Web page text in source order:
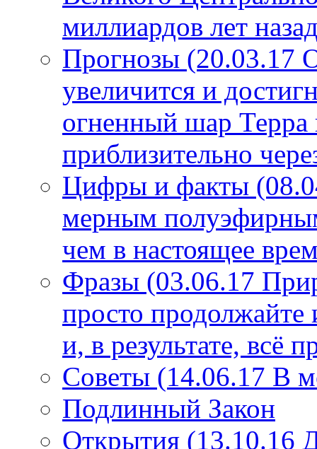
миллиардов лет
Прогнозы (20.03.17
увеличится и
огненный шар Терра
приблизительно
Цифры и факты
мерным
чем в настоящее
Фразы (03.06.17
просто продолжайте
и, в результате, всё
Советы (14.06.17 В
Подлинный Закон
Открытия (13.10.16